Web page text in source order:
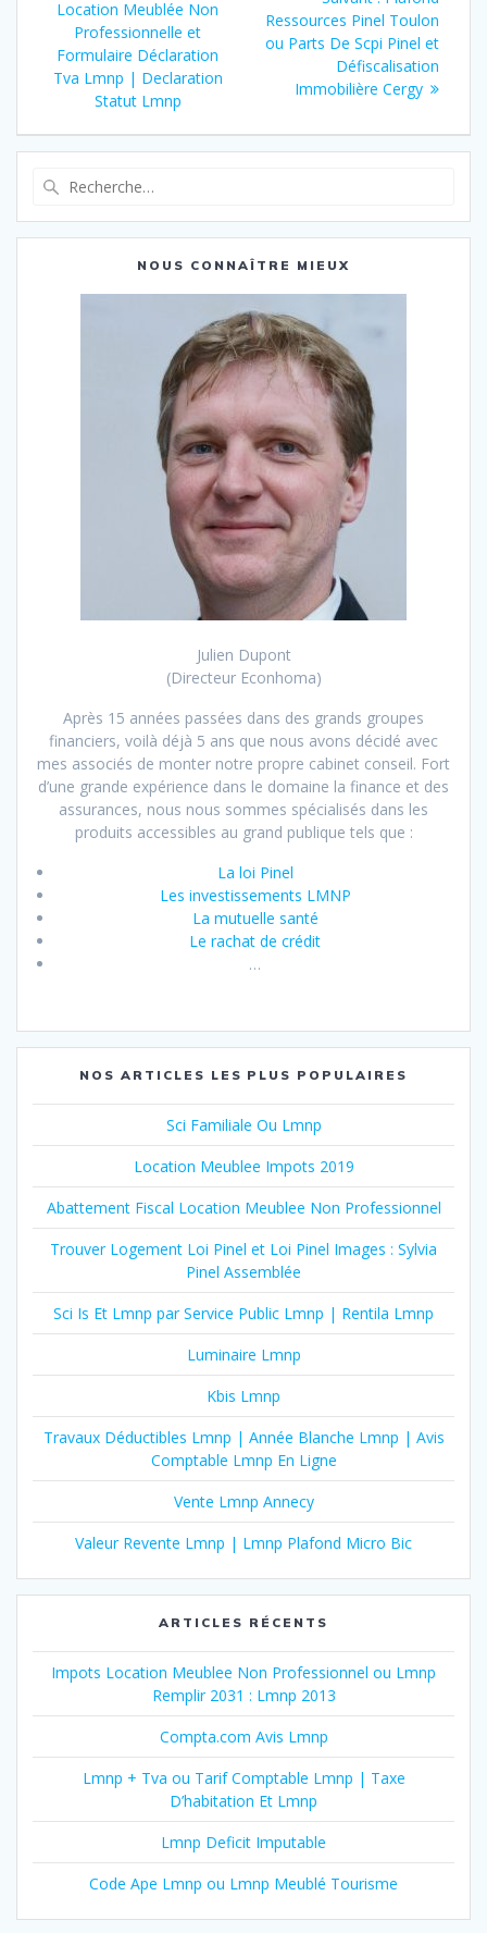
de
l’article
précédent
:
Location Meublée Non
Professionnelle et
Formulaire Déclaration
Tva Lmnp | Declaration
Statut Lmnp
suivant
Ressources Pinel Toulon
ou Parts De Scpi Pinel et
Défiscalisation
Immobilière Cergy
:
NOUS CONNAÎTRE MIEUX
Julien Dupont
(Directeur Econhoma)
Après 15 années passées dans des grands groupes
financiers, voilà déjà 5 ans que nous avons décidé avec
mes associés de monter notre propre cabinet conseil. Fort
d’une grande expérience dans le domaine la finance et des
assurances, nous nous sommes spécialisés dans les
produits accessibles au grand publique tels que :
La loi Pinel
Les investissements LMNP
La mutuelle santé
Le rachat de crédit
…
NOS ARTICLES LES PLUS POPULAIRES
Sci Familiale Ou Lmnp
Location Meublee Impots 2019
Abattement Fiscal Location Meublee Non Professionnel
Trouver Logement Loi Pinel et Loi Pinel Images : Sylvia
Pinel Assemblée
Sci Is Et Lmnp par Service Public Lmnp | Rentila Lmnp
Luminaire Lmnp
Kbis Lmnp
Travaux Déductibles Lmnp | Année Blanche Lmnp | Avis
Comptable Lmnp En Ligne
Vente Lmnp Annecy
Valeur Revente Lmnp | Lmnp Plafond Micro Bic
ARTICLES RÉCENTS
Impots Location Meublee Non Professionnel ou Lmnp
Remplir 2031 : Lmnp 2013
Compta.com Avis Lmnp
Lmnp + Tva ou Tarif Comptable Lmnp | Taxe
D’habitation Et Lmnp
Lmnp Deficit Imputable
Code Ape Lmnp ou Lmnp Meublé Tourisme